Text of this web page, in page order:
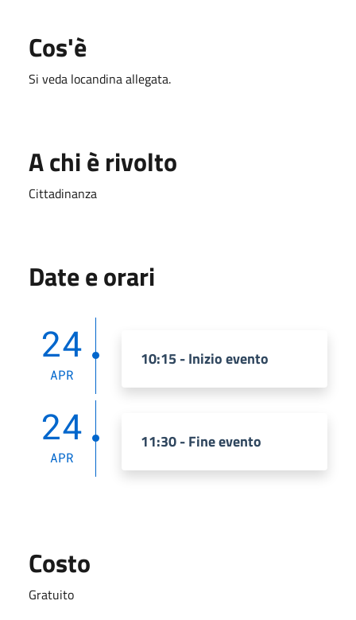
Cos'è
Si veda locandina allegata.
A chi è rivolto
Cittadinanza
Date e orari
24
APR
10:15 - Inizio evento
24
APR
11:30 - Fine evento
Costo
Gratuito